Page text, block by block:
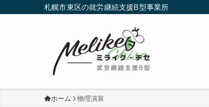
札幌市東区の就労継続支援B型事業所
ホーム 物理演算